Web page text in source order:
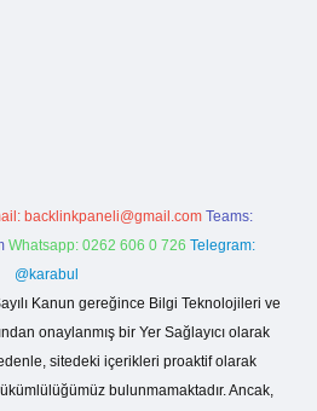
backlinkpaneli@gmail.com Teams:
Whatsapp: 0262 606 0 726 Telegram:
@karabul
Kanun gereğince Bilgi Teknolojileri ve
onaylanmış bir Yer Sağlayıcı olarak
sitedeki içerikleri proaktif olarak
bulunmamaktadır. Ancak,